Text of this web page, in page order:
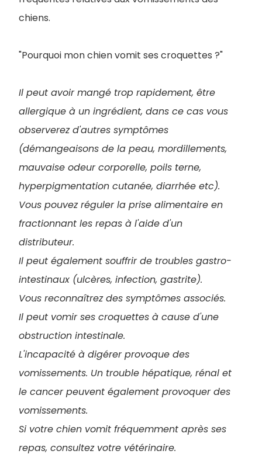
chiens.
"Pourquoi mon chien vomit ses croquettes ?"
Il peut avoir mangé trop rapidement, être
allergique à un ingrédient, dans ce cas vous
observerez d'autres symptômes
(démangeaisons de la peau, mordillements,
mauvaise odeur corporelle, poils terne,
hyperpigmentation cutanée, diarrhée etc).
Vous pouvez réguler la prise alimentaire en
fractionnant les repas à l'aide d'un
distributeur.
Il peut également souffrir de troubles gastro-
intestinaux (ulcères, infection, gastrite).
Vous reconnaîtrez des symptômes associés.
Il peut vomir ses croquettes à cause d'une
obstruction intestinale.
L'incapacité à digérer provoque des
vomissements. Un trouble hépatique, rénal et
le cancer peuvent également provoquer des
vomissements.
Si votre chien vomit fréquemment après ses
repas, consultez votre vétérinaire.